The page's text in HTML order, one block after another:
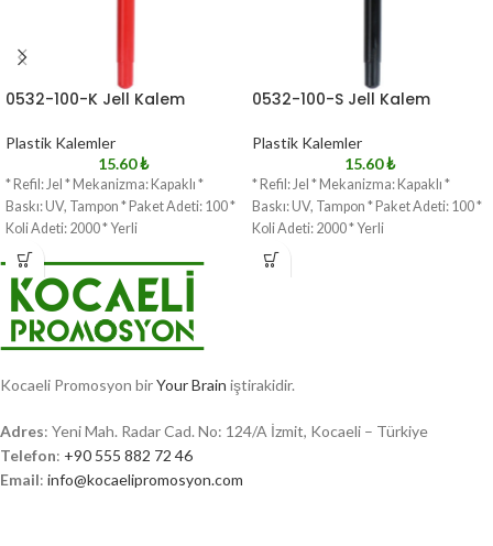
0532-100-K Jell Kalem
Plastik Kalemler
15.60₺
* Refil: Jel * Mekanizma: Kapaklı *
Baskı: UV, Tampon * Paket Adeti: 100 *
Koli Adeti: 2000 * Yerli
0532-100-S Jell Kalem
Plastik Kalemler
15.60₺
* Refil: Jel * Mekanizma: Kapaklı *
Baskı: UV, Tampon * Paket Adeti: 100 *
Koli Adeti: 2000 * Yerli
Kocaeli Promosyon birYour Brain iştirakidir.
Adres: Yeni Mah. Radar Cad. No: 124/A İzmit, Kocaeli – Türkiye
Telefon: +90 555 882 72 46
Email: info@kocaelipromosyon.com